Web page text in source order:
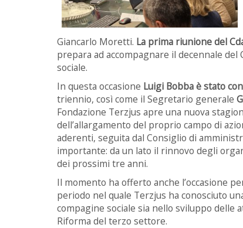
Giancarlo Moretti. La prima riunione del
prepara ad accompagnare il decennale
sociale.
In questa occasione Luigi Bobba è stato
triennio, così come il Segretario generale
Fondazione Terzjus apre una nuova
dell’allargamento del proprio campo di
aderenti, seguita dal Consiglio di
importante: da un lato il rinnovo degli
dei prossimi tre anni.
Il momento ha offerto anche l’occasione
periodo nel quale Terzjus ha conosciuto
compagine sociale sia nello sviluppo delle
Riforma del terzo settore.